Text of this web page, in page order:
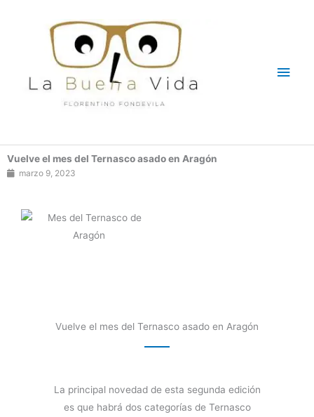
Vuelve el mes del Ternasco asado en Aragón
marzo 9, 2023
Vuelve el mes del Ternasco asado en Aragón
La principal novedad de esta segunda edición
es que habrá dos categorías de Ternasco